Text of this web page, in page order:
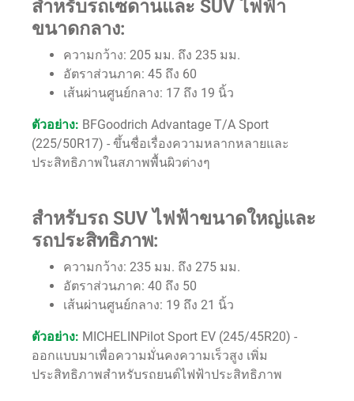
สำหรับรถเซดานและ SUV ไฟฟ้า
ขนาดกลาง:
ความกว้าง: 205 มม. ถึง 235 มม.
อัตราส่วนภาค: 45 ถึง 60
เส้นผ่านศูนย์กลาง: 17 ถึง 19 นิ้ว
ตัวอย่าง: BFGoodrich Advantage T/A Sport
(225/50R17) - ขึ้นชื่อเรื่องความหลากหลายและ
ประสิทธิภาพในสภาพพื้นผิวต่างๆ
สำหรับรถ SUV ไฟฟ้าขนาดใหญ่และ
รถประสิทธิภาพ:
ความกว้าง: 235 มม. ถึง 275 มม.
อัตราส่วนภาค: 40 ถึง 50
เส้นผ่านศูนย์กลาง: 19 ถึง 21 นิ้ว
ตัวอย่าง: MICHELINPilot Sport EV (245/45R20) -
ออกแบบมาเพื่อความมั่นคงความเร็วสูง เพิ่ม
ประสิทธิภาพสำหรับรถยนต์ไฟฟ้าประสิทธิภาพ